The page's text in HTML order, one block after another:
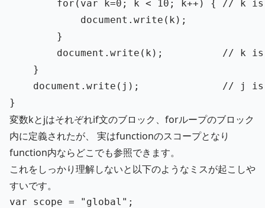
for ( var k=0 ; k < 10 ; k++ ) {
// k is
document . write ( k );
}
document . write ( k );
// k is
}
document . write ( j );
// j is
}
変数kとjはそれぞれif文のブロック、forループのブロック
内に定義されたが、 実はfunctionのスコープとなり
function内ならどこでも参照できます。
これをしっかり理解しないと以下のようなミスが起こしや
すいです。
var scope = " global " ;